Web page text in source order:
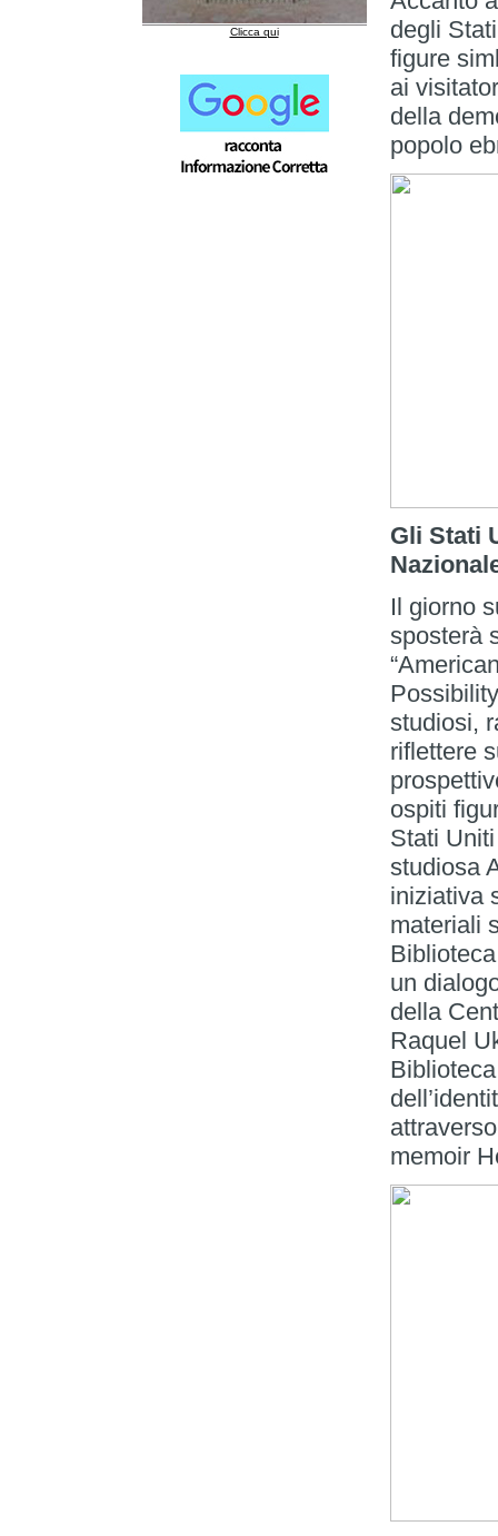
Clicca qui
degli
figure
ai
della
popolo
Gli Stati
Il giorno
sposterà
studiosi,
riflettere
ospiti
Stati
studiosa
iniziativa
materiali
un
della
Raquel
memoir